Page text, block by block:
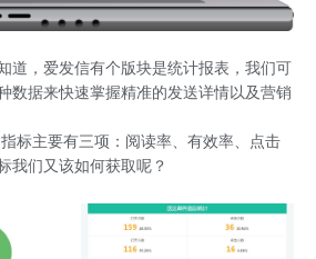
道，爱发信有个版块是统计报表，我们可
数据来快速掌握精准的发送详情以及营销
标主要有三项：阅读率、有效率、点击
我们又该如何获取呢？